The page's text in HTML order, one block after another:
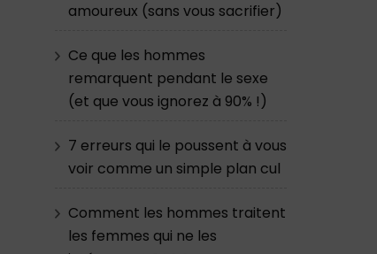
amoureux (sans vous sacrifier)
Ce que les hommes
remarquent pendant le sexe
(et que vous ignorez à 90% !)
7 erreurs qui le poussent à vous
voir comme un simple plan cul
Comment les hommes traitent
les femmes qui ne les